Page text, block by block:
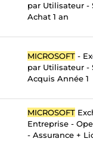
par Utilisateur -
Achat 1 an
MICROSOFT -
par Utilisateur -
Acquis Année 1
MICROSOFT
Entreprise -
- Assurance +